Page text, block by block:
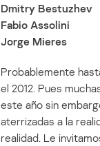
Dmitry Bestuzhev
Fabio Assolini
Jorge Mieres
Probablemente
el 2012. Pues
este año sin
aterrizadas a la
realidad. Le